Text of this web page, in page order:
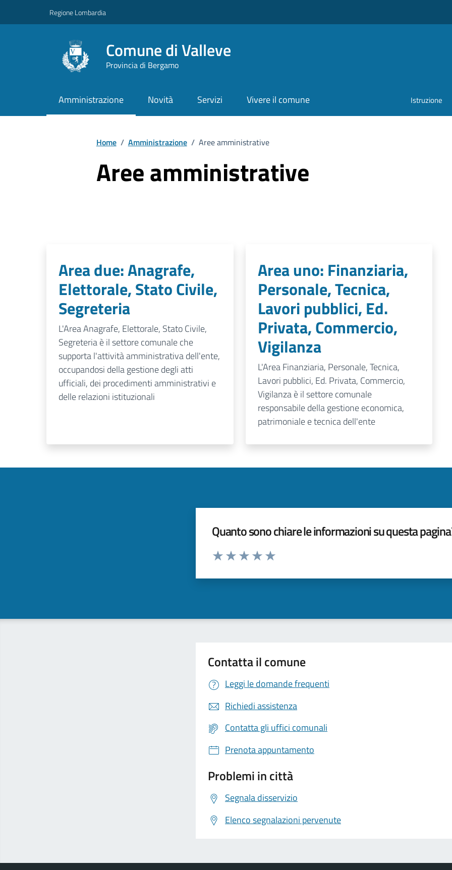
Regione Lombardia
Comune di Valleve
Provincia di Bergamo
Amministrazione Novità Servizi Vivere il comune Istruzione
Home / Amministrazione / Aree amministrative
Aree amministrative
Area due: Anagrafe,
Elettorale, Stato Civile,
Segreteria
L'Area Anagrafe, Elettorale, Stato Civile,
Segreteria è il settore comunale che
supporta l'attività amministrativa dell'ente,
occupandosi della gestione degli atti
ufficiali, dei procedimenti amministrativi e
delle relazioni istituzionali
Area uno: Finanziaria,
Personale, Tecnica,
Lavori pubblici, Ed.
Privata, Commercio,
Vigilanza
L'Area Finanziaria, Personale, Tecnica,
Lavori pubblici, Ed. Privata, Commercio,
Vigilanza è il settore comunale
responsabile della gestione economica,
patrimoniale e tecnica dell'ente
Quanto sono chiare le informazioni su questa
Valuta da 1 a 5 stelle la pagina
Contatta il comune
Leggi le domande frequenti
Richiedi assistenza
Contatta gli uffici comunali
Prenota appuntamento
Problemi in città
Segnala disservizio
Elenco segnalazioni pervenute